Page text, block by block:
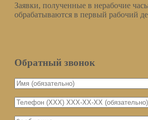
Заявки, полученные в нерабочие
обрабатываются в первый рабочий
Обратный звонок